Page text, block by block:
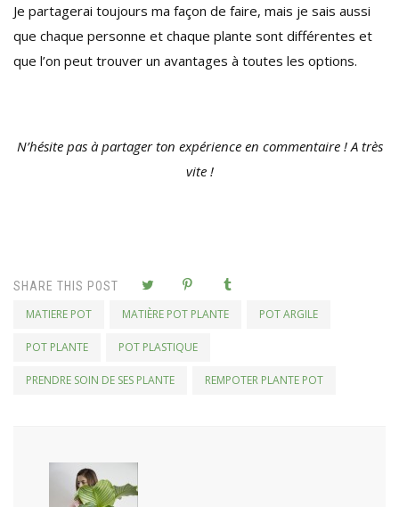
Je partagerai toujours ma façon de faire, mais je sais aussi
que chaque personne et chaque plante sont différentes et
que l’on peut trouver un avantages à toutes les options.
N’hésite pas à partager ton expérience en commentaire ! A très
vite !
SHARE THIS POST
MATIERE POT MATIÈRE POT PLANTE POT ARGILE
POT PLANTE POT PLASTIQUE
PRENDRE SOIN DE SES PLANTE REMPOTER PLANTE POT